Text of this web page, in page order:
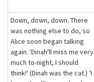
Down, down, down. There
was nothing else to do, so
Alice soon began talking
again. 'Dinah'll miss me very
much to-night, I should
think!' (Dinah was the cat.) 'I